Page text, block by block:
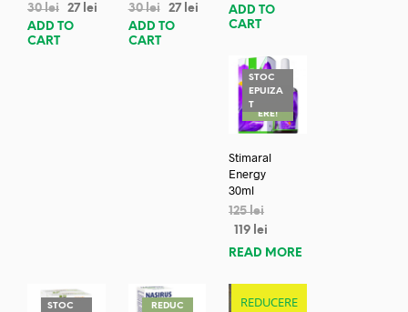
30lei 27 lei
ADD TO
CART
30lei 27 lei
ADD TO
CART
ADD TO
CART
STOC
EPUIZA
TREDUC
ERE!
Stimaral
Energy
30ml
125lei
119 lei
READ MORE
STOC
REDUC
REDUCERE
REDUC